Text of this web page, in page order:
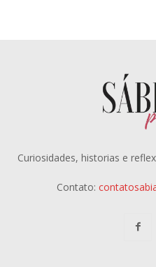
Curiosidades, historias e
Contato: